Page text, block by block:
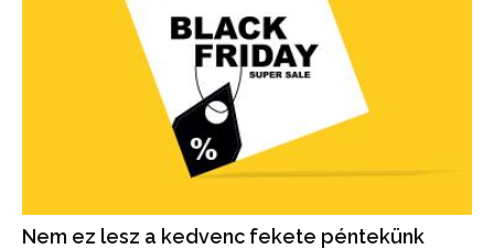
Nem ez lesz a kedvenc fekete péntekünk